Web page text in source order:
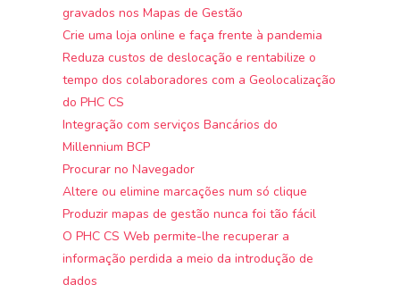
gravados nos Mapas de Gestão
Crie uma loja online e faça frente à pandemia
Reduza custos de deslocação e rentabilize o
tempo dos colaboradores com a Geolocalização
do PHC CS
Integração com serviços Bancários do
Millennium BCP
Procurar no Navegador
Altere ou elimine marcações num só clique
Produzir mapas de gestão nunca foi tão fácil
O PHC CS Web permite-lhe recuperar a
informação perdida a meio da introdução de
dados